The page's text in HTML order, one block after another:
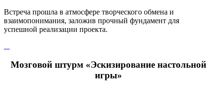
Встреча прошла в атмосфере творческого обмена и
взаимопонимания, заложив прочный фундамент для
успешной реализации проекта.
Мозговой штурм «Эскизирование настольной
игры»